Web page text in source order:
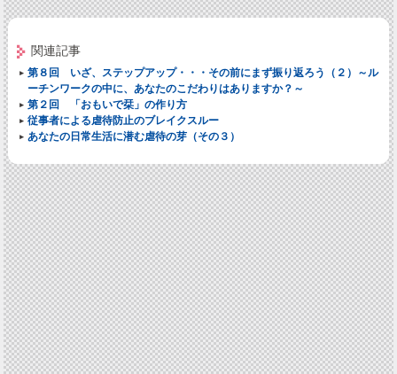
関連記事
第８回 いざ、ステップアップ・・・その前にまず振り返ろう（２）～ル
ーチンワークの中に、あなたのこだわりはありますか？～
第２回 「おもいで栞」の作り方
従事者による虐待防止のブレイクスルー
あなたの日常生活に潜む虐待の芽（その３）